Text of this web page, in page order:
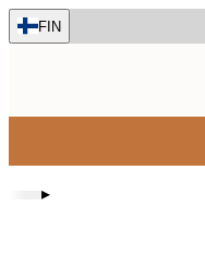
Skip
to
FIN
▸